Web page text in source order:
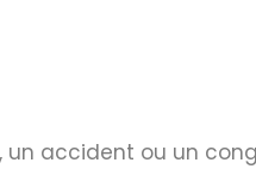
accident ou un